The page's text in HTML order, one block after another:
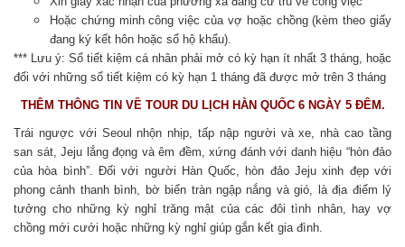
Hoặc chứng minh công việc của vợ hoặc chồng (kèm theo giấy
đang ký kết hôn hoặc sổ hộ khẩu).
*** Lưu ý: Sổ tiết kiệm cá nhân phải mở có kỳ hạn ít nhất 3 tháng, hoặc
đối với những sổ tiết kiệm có kỳ hạn 1 tháng đã được mở trên 3 tháng
THÊM THÔNG TIN VỀ TOUR DU LỊCH HÀN QUỐC 6 NGÀY 5 ĐÊM.
Trái ngược với Seoul nhộn nhịp, tấp nập người và xe, nhà cao tầng
san sát, Jeju lắng đọng và êm đềm, xứng đánh với danh hiệu “hòn đảo
của hòa bình”. Đối với người Hàn Quốc, hòn đảo Jeju xinh đẹp với
phong cảnh thanh bình, bờ biển tràn ngập nắng và gió, là địa điểm lý
tưởng cho những kỳ nghỉ trăng mật của các đôi tình nhân, hay vợ
chồng mới cưới hoặc những kỳ nghỉ giúp gắn kết gia đình.